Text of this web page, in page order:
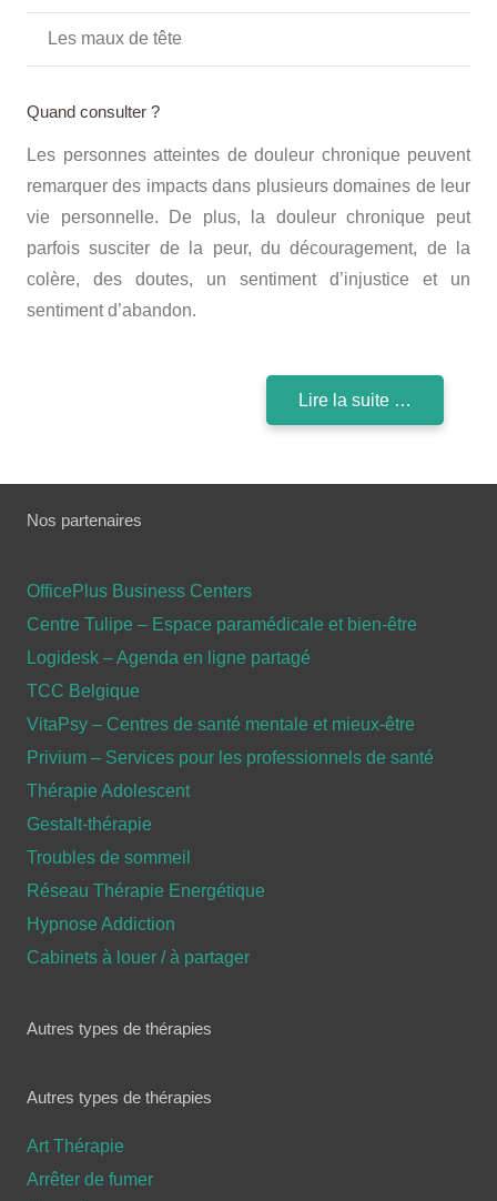
Les maux de tête
Quand consulter ?
Les personnes atteintes de douleur chronique peuvent
remarquer des impacts dans plusieurs domaines de leur
vie personnelle. De plus, la douleur chronique peut
parfois susciter de la peur, du découragement, de la
colère, des doutes, un sentiment d’injustice et un
sentiment d’abandon.
Lire la suite …
Nos partenaires
OfficePlus Business Centers
Centre Tulipe – Espace paramédicale et bien-être
Logidesk – Agenda en ligne partagé
TCC Belgique
VitaPsy – Centres de santé mentale et mieux-être
Privium – Services pour les professionnels de santé
Thérapie Adolescent
Gestalt-thérapie
Troubles de sommeil
Réseau Thérapie Energétique
Hypnose Addiction
Cabinets à louer / à partager
Autres types de thérapies
Autres types de thérapies
Art Thérapie
Arrêter de fumer